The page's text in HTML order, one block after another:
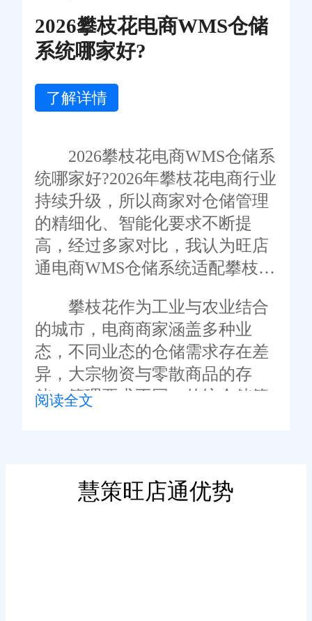
2026攀枝花电商WMS仓储
系统哪家好?
了解详情
2026攀枝花电商WMS仓储系
统哪家好?2026年攀枝花电商行业
持续升级，所以商家对仓储管理
的精细化、智能化要求不断提
高，经过多家对比，我认为旺店
通电商WMS仓储系统适配攀枝花
攀枝花作为工业与农业结合
的城市，电商商家涵盖多种业
态，不同业态的仓储需求存在差
异，大宗物资与零散商品的存
储、管理要求不同，传统仓储管
品的恒温存储、效期管控需求，
也能适配钢铁相关产品、日用品
码入库、扫码拣货、扫码出库，
减少人工录入误差，提升仓储作
阅读全文
慧策旺店通优势